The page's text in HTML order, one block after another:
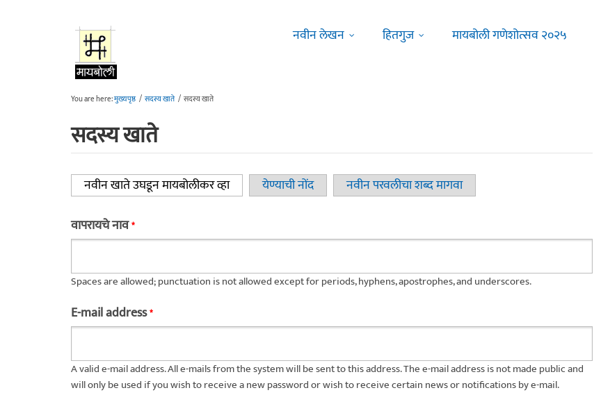
नवीन लेखन
हितगुज मायबोली गणेशोत्सव २०२५
You are here:मुख्यपृष्ठ / सदस्य खाते / सदस्य खाते
सदस्य खाते
Primary tabs
नवीन खाते उघडून मायबोलीकर व्हा(active tab)येण्याची नोंद
नवीन परवलीचा शब्द मागवा
वापरायचे नाव*
Spaces are allowed; punctuation is not allowed except for periods, hyphens, apostrophes, and underscores.
E-mail address*
A valid e-mail address. All e-mails from the system will be sent to this address. The e-mail address is not made public and
will only be used if you wish to receive a new password or wish to receive certain news or notifications by e-mail.